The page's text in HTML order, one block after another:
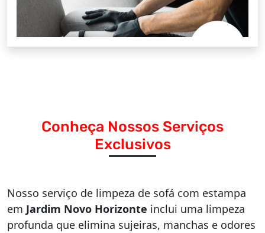
Conheça Nossos Serviços
Exclusivos
Nosso serviço de limpeza de sofá com estampa
em Jardim Novo Horizonte inclui uma limpeza
profunda que elimina sujeiras, manchas e odores